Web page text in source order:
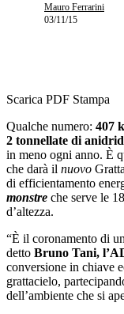
Mauro Ferrarini
03/11/15
Scarica PDF Stampa
Qualche numero: 407
2 tonnellate di
in meno ogni anno. È
che darà il nuovo
di efficientamento
monstre che serve le
d’altezza.
“È il coronamento di
detto Bruno Tani,
conversione in chiave
grattacielo,
dell’ambiente che si